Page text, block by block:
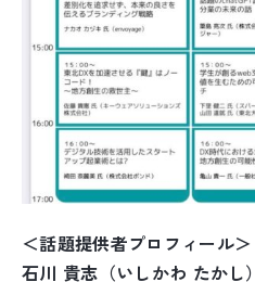
＜話題提供者プロフィール＞
石川 貴志（いしかわ たかし）